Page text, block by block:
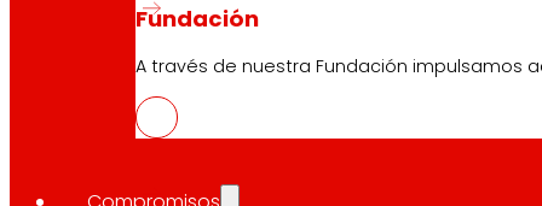
Fundación
A través de nuestra Fundación impulsamos